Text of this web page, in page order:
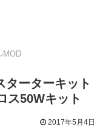
MOD
ーターキット
ス50Wキット
2017年5月4日